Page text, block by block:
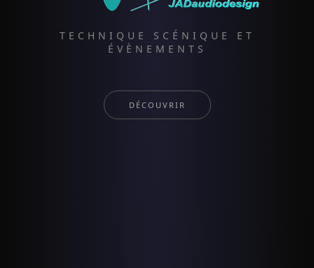
TECHNIQUE SCÉNIQUE ET
ÉVÈNEMENTS
DÉCOUVRIR